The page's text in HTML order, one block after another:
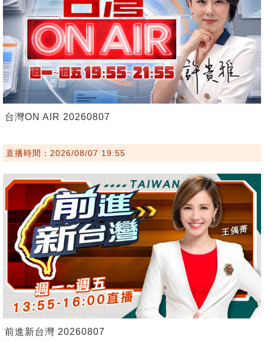
台灣ON AIR 20260807
直播時間：2026/08/07 19:55
前進新台灣 20260807